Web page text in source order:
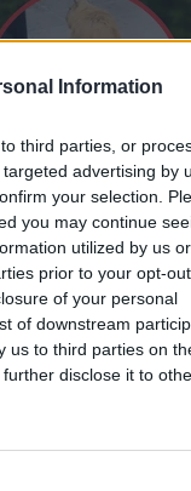
Information
third parties, or
advertising by
your selection.
you may continue
utilized by us or
prior to your opt-
of your personal
of downstream
us to third parties on
disclose it to
Grosso. Tuż przed
gryzonie świata